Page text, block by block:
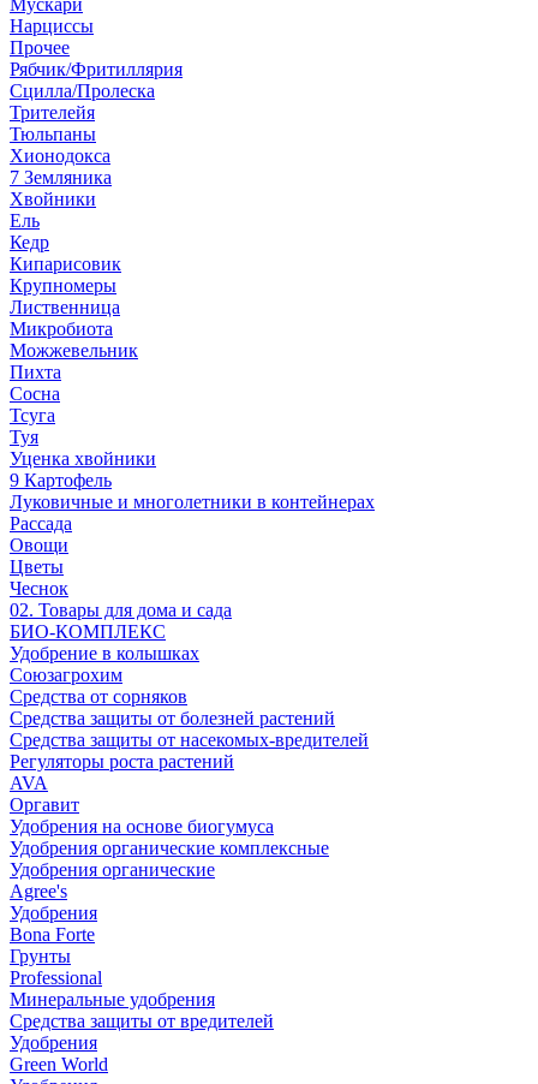
Мускари
Нарциссы
Прочее
Рябчик/Фритиллярия
Сцилла/Пролеска
Трителейя
Тюльпаны
Хионодокса
7 Земляника
Хвойники
Ель
Кедр
Кипарисовик
Крупномеры
Лиственница
Микробиота
Можжевельник
Пихта
Сосна
Тсуга
Туя
Уценка хвойники
9 Картофель
Луковичные и многолетники в контейнерах
Рассада
Овощи
Цветы
Чеснок
02. Товары для дома и сада
БИО-КОМПЛЕКС
Удобрение в колышках
Союзагрохим
Средства от сорняков
Средства защиты от болезней растений
Средства защиты от насекомых-вредителей
Регуляторы роста растений
AVA
Оргавит
Удобрения на основе биогумуса
Удобрения органические комплексные
Удобрения органические
Agree's
Удобрения
Bona Forte
Грунты
Professional
Минеральные удобрения
Средства защиты от вредителей
Удобрения
Green World